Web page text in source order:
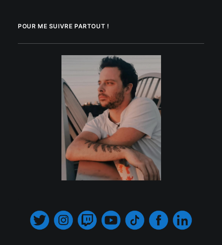
POUR ME SUIVRE PARTOUT !